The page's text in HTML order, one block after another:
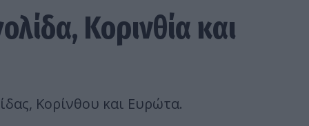
Κορινθία και
Κορίνθου και Ευρώτα.